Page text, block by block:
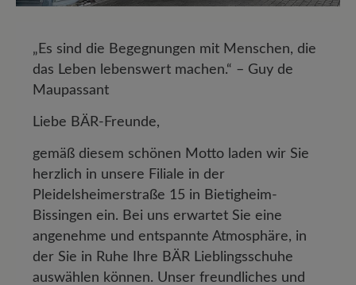
„Es sind die Begegnungen mit Menschen, die
das Leben lebenswert machen.“ – Guy de
Maupassant
Liebe BÄR-Freunde,
gemäß diesem schönen Motto laden wir Sie
herzlich in unsere Filiale in der
Pleidelsheimerstraße 15 in Bietigheim-
Bissingen ein. Bei uns erwartet Sie eine
angenehme und entspannte Atmosphäre, in
der Sie in Ruhe Ihre BÄR Lieblingsschuhe
auswählen können. Unser freundliches und